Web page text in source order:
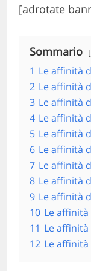
[adrotate
Sommario
1 Le affinità
2 Le affinità
3 Le affinità
4 Le affinità
5 Le affinità
6 Le affinità
7 Le affinità
8 Le affinità
9 Le affinità
10 Le
11 Le affinità
12 Le